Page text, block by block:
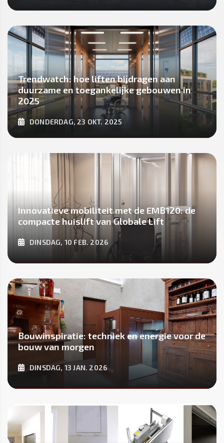
ONTDEK MEER
Trendwatch: hoe liften bijdragen aan
duurzame en toegankelijke gebouwen in
2025
DONDERDAG, 23 OKT. 2025
ONTDEK MEER
Innovatieve mobiliteit met de EMB120: de
compacte huislift van Globale Lift
DINSDAG, 10 FEB. 2026
ONTDEK MEER
Bouwinspiratie: techniek en energie voor de
bouw van morgen
DINSDAG, 13 JAN. 2026